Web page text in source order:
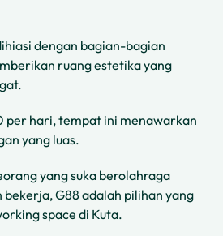
dengan bagian-bagian
ruang estetika yang
per hari, tempat ini menawarkan
yang luas.
yang suka berolahraga
bekerja, G88 adalah pilihan yang
space di Kuta.